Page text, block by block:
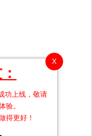
X
功上线，敬请
验。
得更好！